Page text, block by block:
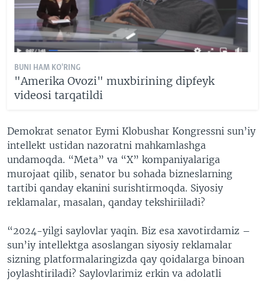
BUNI HAM KO'RING
"Amerika Ovozi" muxbirining dipfeyk
videosi tarqatildi
Demokrat senator Eymi Klobushar Kongressni sun’iy
intellekt ustidan nazoratni mahkamlashga
undamoqda. “Meta” va “X” kompaniyalariga
murojaat qilib, senator bu sohada bizneslarning
tartibi qanday ekanini surishtirmoqda. Siyosiy
reklamalar, masalan, qanday tekshiriiladi?
“2024-yilgi saylovlar yaqin. Biz esa xavotirdamiz –
sun’iy intellektga asoslangan siyosiy reklamalar
sizning platformalaringizda qay qoidalarga binoan
joylashtiriladi? Saylovlarimiz erkin va adolatli